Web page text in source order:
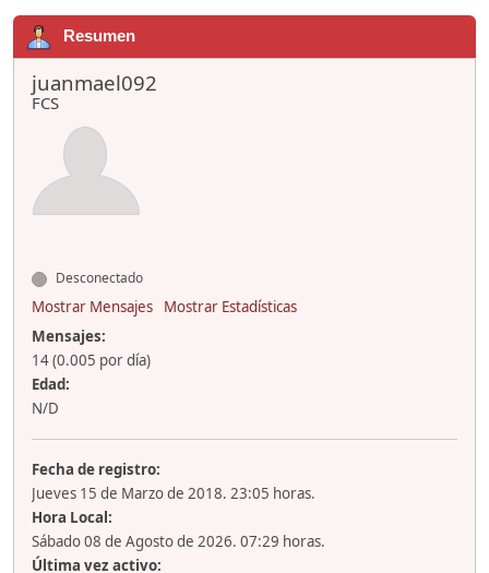
Resumen
juanmael092
FCS
Desconectado
Mostrar Mensajes
Mostrar Estadísticas
Mensajes:
14 (0.005 por día)
Edad:
N/D
Fecha de registro:
Jueves 15 de Marzo de 2018. 23:05 horas.
Hora Local:
Sábado 08 de Agosto de 2026. 07:29 horas.
Última vez activo: